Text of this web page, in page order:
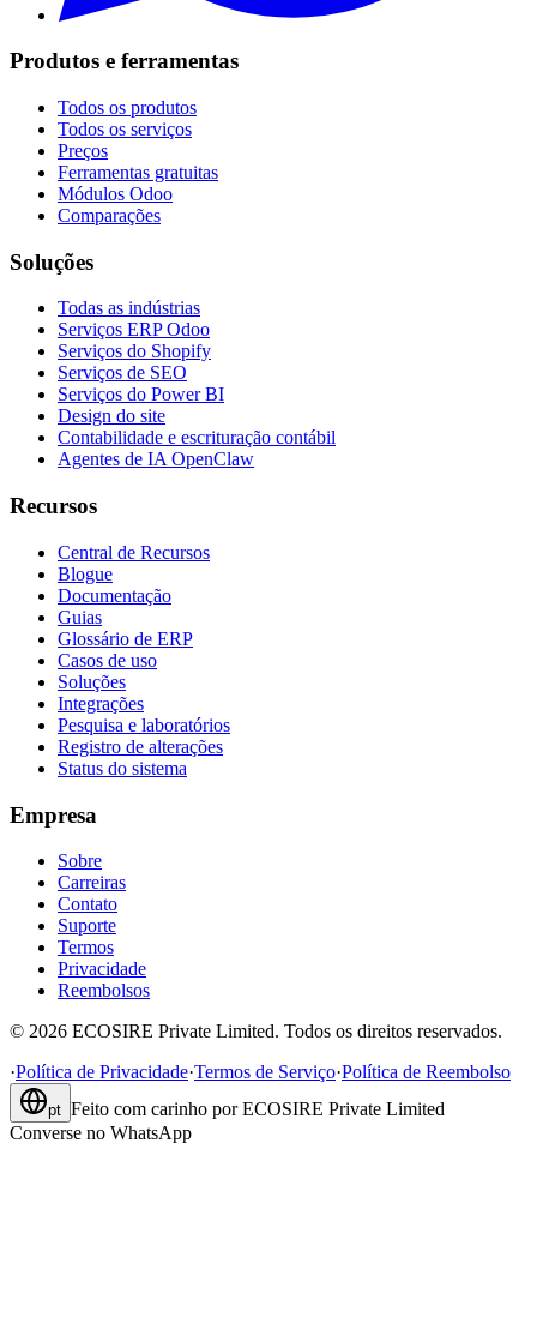
Produtos e ferramentas
Todos os produtos
Todos os serviços
Preços
Ferramentas gratuitas
Módulos Odoo
Comparações
Soluções
Todas as indústrias
Serviços ERP Odoo
Serviços do Shopify
Serviços de SEO
Serviços do Power BI
Design do site
Contabilidade e escrituração contábil
Agentes de IA OpenClaw
Recursos
Central de Recursos
Blogue
Documentação
Guias
Glossário de ERP
Casos de uso
Soluções
Integrações
Pesquisa e laboratórios
Registro de alterações
Status do sistema
Empresa
Sobre
Carreiras
Contato
Suporte
Termos
Privacidade
Reembolsos
© 2026 ECOSIRE Private Limited. Todos os direitos reservados.
·Política de Privacidade·Termos de Serviço·Política de Reembolso
pt Feito com carinho por ECOSIRE Private Limited
Converse no WhatsApp